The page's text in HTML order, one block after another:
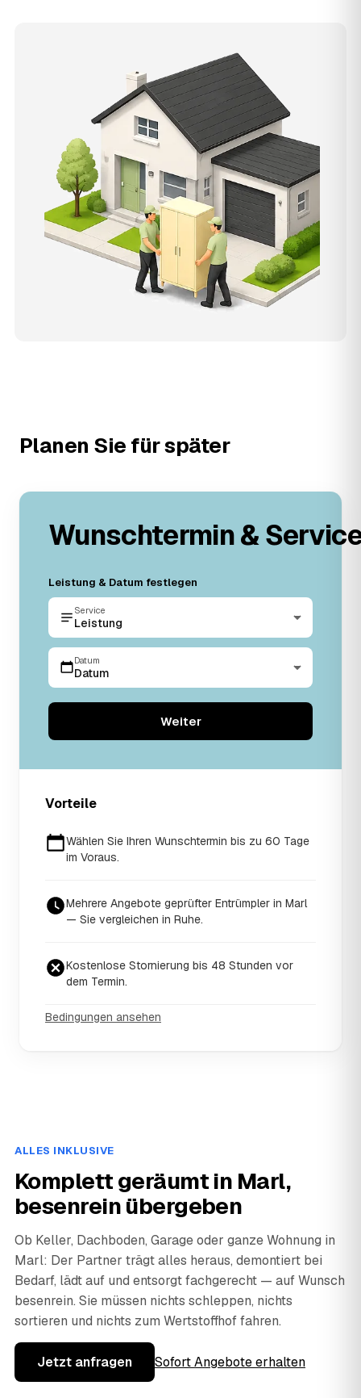
Planen Sie für später
Wunschtermin &
Leistung & Datum festlegen
Service
Leistung
Datum
Datum
Weiter
Vorteile
Wählen Sie Ihren Wunschtermin bis zu 60 Tage
im Voraus.
Mehrere Angebote geprüfter Entrümpler in Marl
— Sie vergleichen in Ruhe.
Kostenlose Stornierung bis 48 Stunden vor
dem Termin.
Bedingungen ansehen
ALLES INKLUSIVE
Komplett geräumt in Marl,
besenrein übergeben
Ob Keller, Dachboden, Garage oder ganze Wohnung in
Marl: Der Partner trägt alles heraus, demontiert bei
Bedarf, lädt auf und entsorgt fachgerecht — auf Wunsch
besenrein. Sie müssen nichts schleppen, nichts
sortieren und nichts zum Wertstoffhof fahren.
Jetzt anfragen Sofort Angebote erhalten